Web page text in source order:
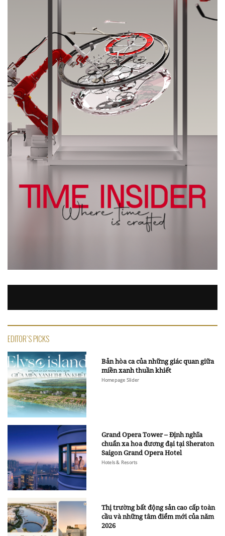
EDITOR'S PICKS
Bản hòa ca của những giác quan giữa
miền xanh thuần khiết
Homepage Slider
Grand Opera Tower – Định nghĩa
chuẩn xa hoa đương đại tại Sheraton
Saigon Grand Opera Hotel
Hotels & Resorts
Thị trường bất động sản cao cấp toàn
cầu và những tâm điểm mới của năm
2026